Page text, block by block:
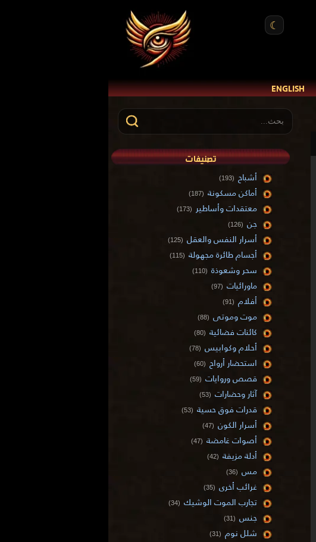
☾
ENGLISH
تصنيفات
أشباح (193)
أماكن مسكونة (187)
معتقدات وأساطير (173)
جن (126)
أسرار النفس والعقل (125)
أجسام طائرة مجهولة (115)
سحر وشعوذة (110)
ماورائيات (97)
أفلام (91)
موت وموتى (88)
كائنات فضائية (80)
أحلام وكوابيس (78)
استحضار أرواح (60)
قصص وروايات (59)
آثار وحضارات (53)
قدرات فوق حسية (53)
أسرار الكون (47)
أصوات غامضة (47)
أدلة مزيفة (42)
مس (36)
غرائب أخرى (35)
تجارب الموت الوشيك (34)
جنس (31)
شلل نوم (31)